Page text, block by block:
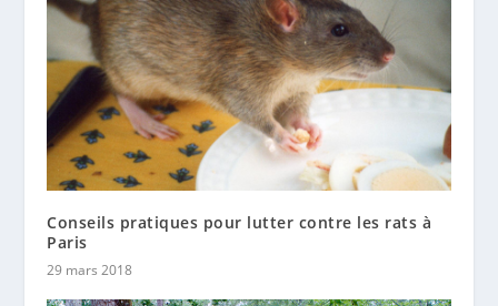
Conseils pratiques pour lutter contre les rats à
Paris
29 mars 2018